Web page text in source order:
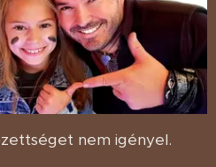
nem igényel.